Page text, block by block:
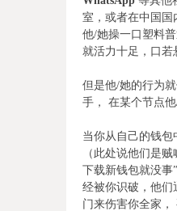
室，或者在中国国
他/她操一口塑料
就活力十足，口若
但是他/她的行为
手， 在某个节点
当你从自己的钱
（此处说他们是
下载新钱包就没事
经被你识破，他们
门来伤害你全家